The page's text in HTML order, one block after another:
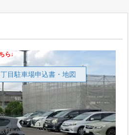
ら↓
目駐車場申込書・地図
(税込)
料6,050円(税込)